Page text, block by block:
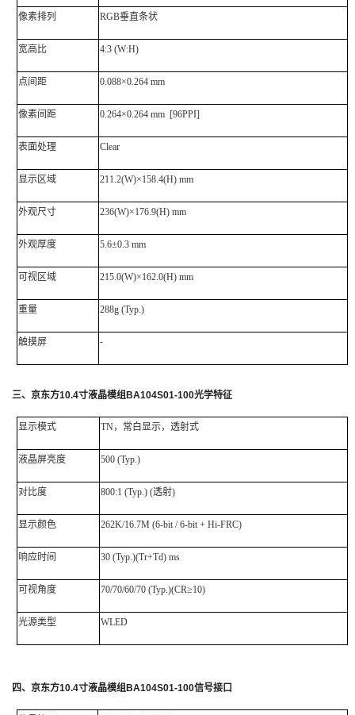
像素排列 RGB垂直条状
宽高比 4:3 (W:H)
点间距 0.088×0.264 mm
像素间距 0.264×0.264 mm [96PPI]
表面处理 Clear
显示区域 211.2(W)×158.4(H) mm
外观尺寸 236(W)×176.9(H) mm
外观厚度 5.6±0.3 mm
可视区域 215.0(W)×162.0(H) mm
重量 288g (Typ.)
触摸屏 -
三、 京东方10.4寸液晶模组BA104S01-100光学特征
显示模式 TN，常白显示，透射式
液晶屏亮度 500 (Typ.)
对比度 800:1 (Typ.) (透射)
显示颜色 262K/16.7M (6-bit / 6-bit + Hi-FRC)
响应时间 30 (Typ.)(Tr+Td) ms
可视角度 70/70/60/70 (Typ.)(CR≥10)
光源类型 WLED
四、 京东方10.4寸液晶模组BA104S01-100信号接口